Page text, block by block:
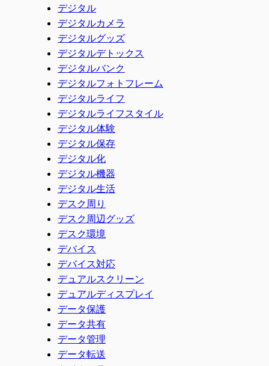
デジタル
デジタルカメラ
デジタルグッズ
デジタルデトックス
デジタルバンク
デジタルフォトフレーム
デジタルライフ
デジタルライフスタイル
デジタル体験
デジタル保存
デジタル化
デジタル機器
デジタル生活
デスク周り
デスク周辺グッズ
デスク環境
デバイス
デバイス対応
デュアルスクリーン
デュアルディスプレイ
データ保護
データ共有
データ管理
データ転送